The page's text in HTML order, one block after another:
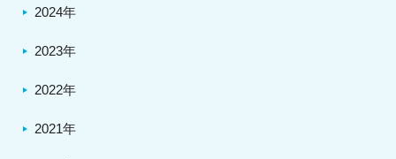
2024年
2023年
2022年
2021年